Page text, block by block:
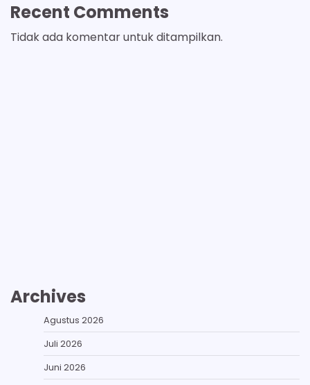
Recent Comments
Tidak ada komentar untuk ditampilkan.
Archives
Agustus 2026
Juli 2026
Juni 2026